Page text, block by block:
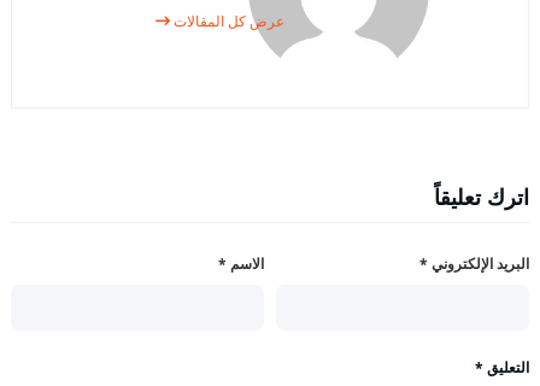
عرض كل المقالات
اترك تعليقاً
الاسم * البريد الإلكتروني *
التعليق *